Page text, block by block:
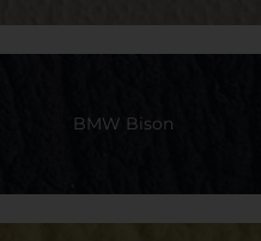
BMW Bison